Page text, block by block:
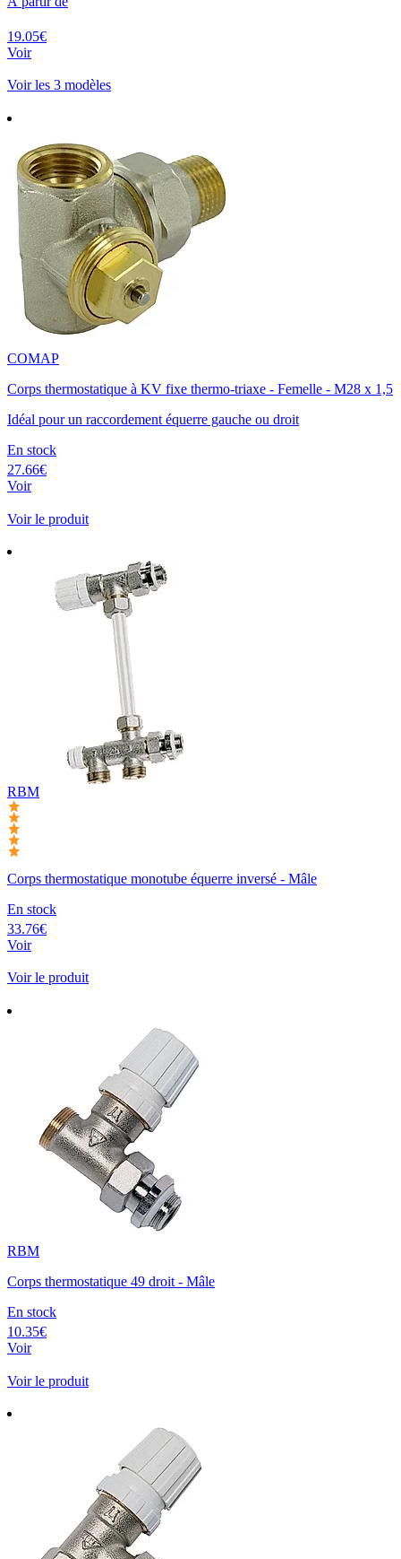
19.05€
Voir
Voir les 3 modèles
COMAP
Corps thermostatique à KV fixe thermo-triaxe - Femelle - M28 x 1,5
Idéal pour un raccordement équerre gauche ou droit
En stock
27.66€
Voir
Voir le produit
RBM
Corps thermostatique monotube équerre inversé - Mâle
En stock
33.76€
Voir
Voir le produit
RBM
Corps thermostatique 49 droit - Mâle
En stock
10.35€
Voir
Voir le produit